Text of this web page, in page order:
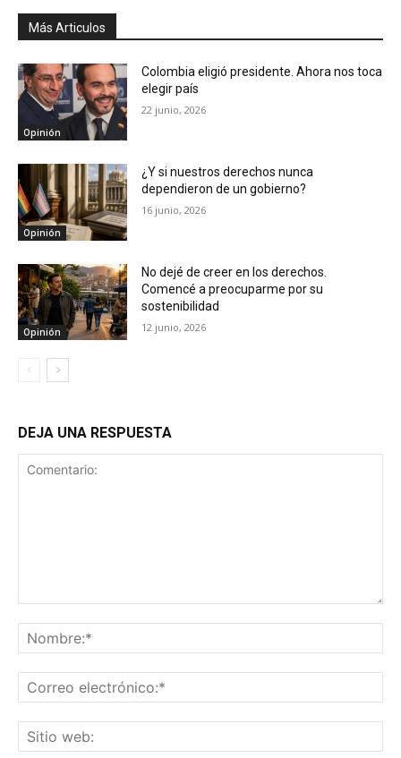
Más Articulos
Opinión
Colombia eligió presidente. Ahora nos toca
elegir país
22 junio, 2026
Opinión
¿Y si nuestros derechos nunca
dependieron de un gobierno?
16 junio, 2026
Opinión
No dejé de creer en los derechos.
Comencé a preocuparme por su
sostenibilidad
12 junio, 2026
DEJA UNA RESPUESTA